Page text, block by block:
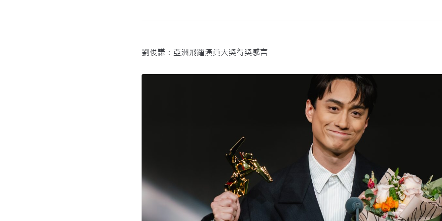
劉俊謙：亞洲飛躍演員大獎得獎感言